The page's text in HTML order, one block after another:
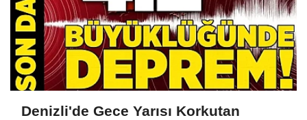
Denizli'de Gece Yarısı Korkutan